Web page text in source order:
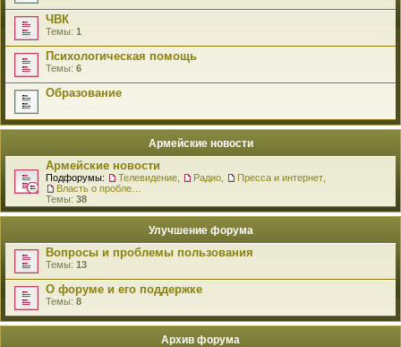
ЧВК
Темы: 1
Психологическая помощь
Темы: 6
Образование
Армейские новости
Армейские новости
Подфорумы: Телевидение Радио Пресса и интернет
Темы: 38
Улучшение форума
Вопросы и проблемы пользования
Темы: 13
О форуме и его поддержке
Темы: 8
Архив форума